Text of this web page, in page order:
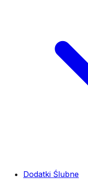
Dodatki Ślubne